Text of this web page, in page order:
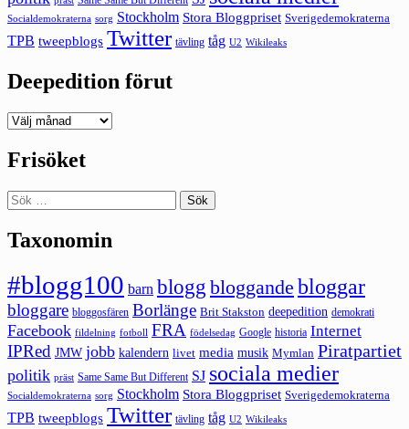
Socialdemokraterna sorg Stockholm Stora Bloggpriset Sverigedemokraterna
TPB tweepblogs Twitter tävling tåg U2 Wikileaks
Deepedition förut
Deepedition
Frisöket
Sök
efter:
Taxonomin
#blogg100 barn blogg bloggande bloggar
bloggare bloggosfären Borlänge Brit Stakston deepedition demokrati
Facebook fildelning fotboll FRA födelsedag Google historia Internet
IPRed JMW jobb kalendern livet media musik Mymlan Piratpartiet
politik präst Same Same But Different SJ sociala medier
Socialdemokraterna sorg Stockholm Stora Bloggpriset Sverigedemokraterna
TPB tweepblogs Twitter tävling tåg U2 Wikileaks